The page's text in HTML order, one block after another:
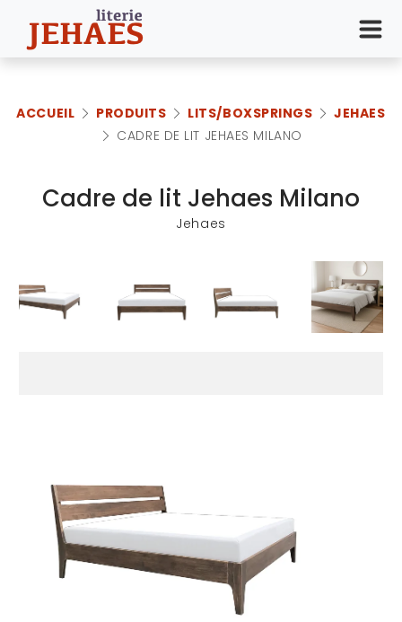
ACCUEIL PRODUITS LITS/BOXSPRINGS
JEHAES
CADRE DE LIT JEHAES MILANO
Cadre de lit Jehaes Milano
Jehaes